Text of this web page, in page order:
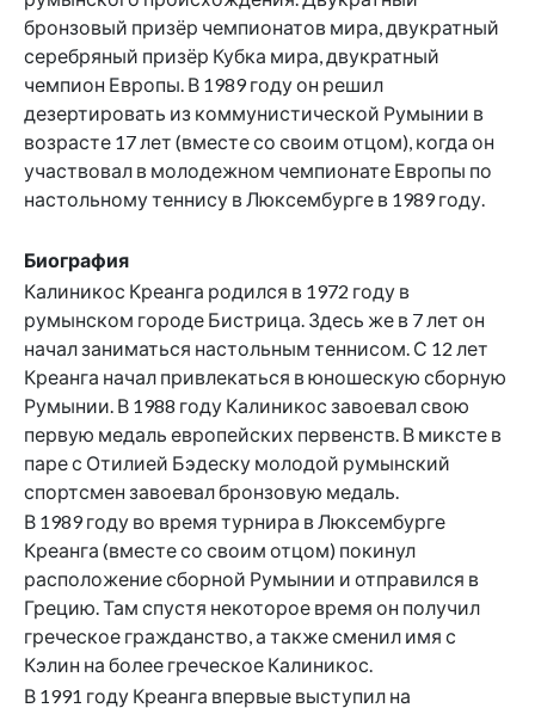
бронзовый призёр чемпионатов мира, двукратный
серебряный призёр Кубка мира, двукратный
чемпион Европы. В 1989 году он решил
дезертировать из коммунистической Румынии в
возрасте 17 лет (вместе со своим отцом), когда он
участвовал в молодежном чемпионате Европы по
настольному теннису в Люксембурге в 1989 году.
Биография
Калиникос Креанга родился в 1972 году в
румынском городе Бистрица. Здесь же в 7 лет он
начал заниматься настольным теннисом. С 12 лет
Креанга начал привлекаться в юношескую сборную
Румынии. В 1988 году Калиникос завоевал свою
первую медаль европейских первенств. В миксте в
паре с Отилией Бэдеску молодой румынский
спортсмен завоевал бронзовую медаль.
В 1989 году во время турнира в Люксембурге
Креанга (вместе со своим отцом) покинул
расположение сборной Румынии и отправился в
Грецию. Там спустя некоторое время он получил
греческое гражданство, а также сменил имя с
Кэлин на более греческое Калиникос.
В 1991 году Креанга впервые выступил на